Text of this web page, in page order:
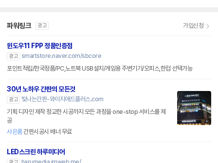
파워링크 광고 가입신청
윈도우11 FPP 정품인증점
광고 smartstore.naver.com/sbcore
포인트적립/한국정품/PC,노트북 USB설치/게임용 주변기기/오피스,한컴 선택가능
30년 노하우 간판의 모든것
광고
빛나는간판-와이지애드플러스.com
기획 디자인 제작 정교한 시공까지 모든 과정을 one-stop 서비스를 제
공
사은품간판시공시 배너 무료
LED스크린 하루미디어